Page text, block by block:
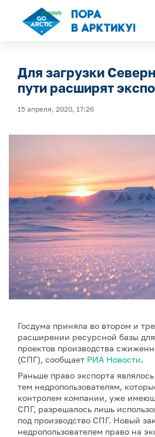
Для загрузки
пути расширят
15 апреля, 2020, 17:26
Госдума приняла во втором и
расширении ресурсной базы
проектов производства
(СПГ), сообщает РИА Новости.
Раньше право экспорта
тем недропользователям,
контролем компании, уже
СПГ, разрешалось лишь
под производство СПГ. Новый
недропользователем право на